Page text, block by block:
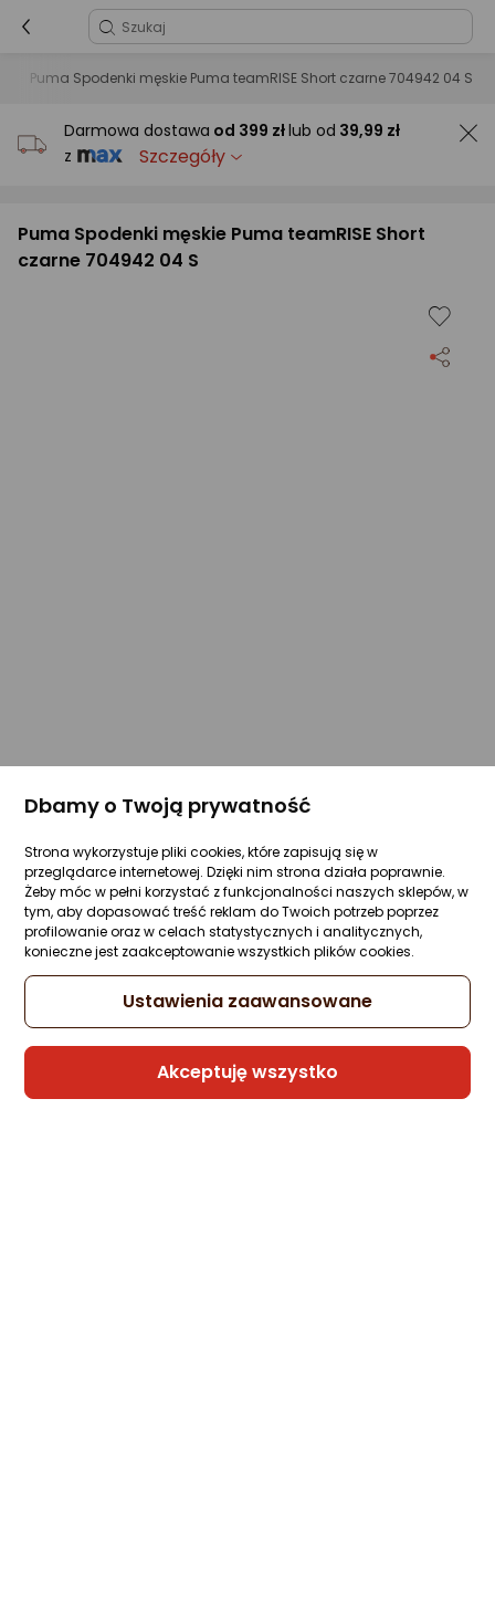
Puma Spodenki męskie Puma teamRISE Short czarne 704942 04 S
Darmowa dostawa od 399 złlub od 39,99 zł
z
Szczegóły
Puma Spodenki męskie Puma teamRISE Short
czarne 704942 04 S
Dbamy o Twoją prywatność
Strona wykorzystuje pliki cookies, które zapisują się w
przeglądarce internetowej. Dzięki nim strona działa poprawnie.
Żeby móc w pełni korzystać z funkcjonalności naszych sklepów, w
tym, aby dopasować treść reklam do Twoich potrzeb poprzez
profilowanie oraz w celach statystycznych i analitycznych,
konieczne jest zaakceptowanie wszystkich plików cookies.
Ustawienia zaawansowane
Akceptuję wszystko